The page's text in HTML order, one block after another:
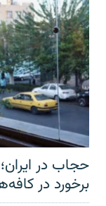
حجاب در
برخورد در